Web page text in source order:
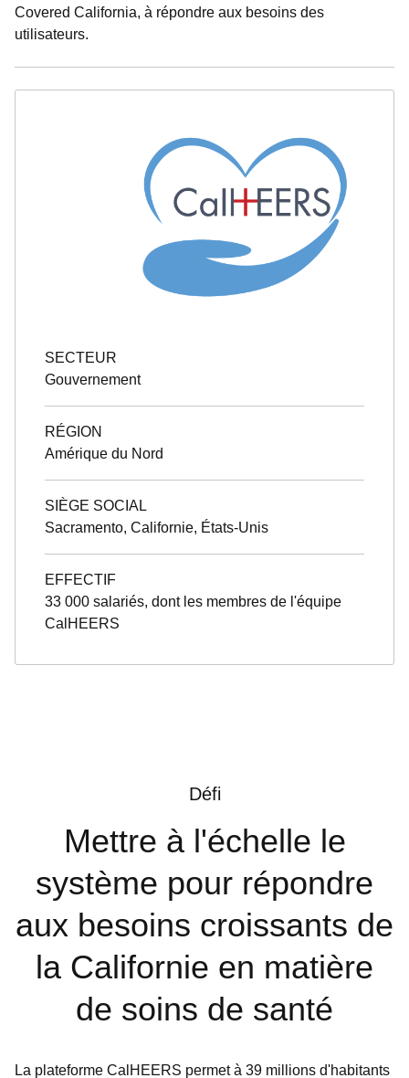
Covered California, à répondre aux besoins des
utilisateurs.
SECTEUR
Gouvernement
RÉGION
Amérique du Nord
SIÈGE SOCIAL
Sacramento, Californie, États-Unis
EFFECTIF
33 000 salariés, dont les membres de l'équipe
CalHEERS
Défi
Mettre à l'échelle le
système pour répondre
aux besoins croissants de
la Californie en matière
de soins de santé
La plateforme CalHEERS permet à 39 millions d'habitants